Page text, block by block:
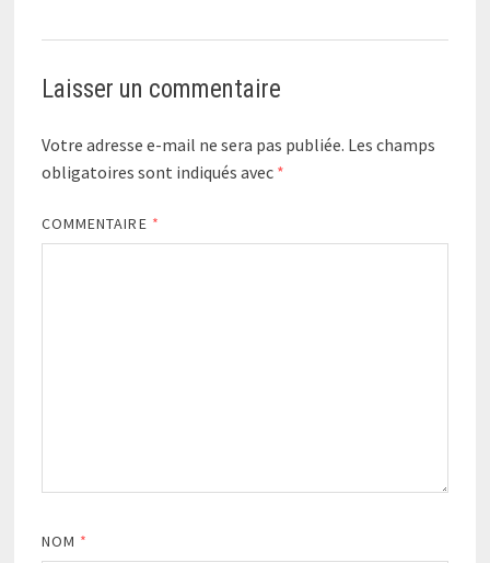
Laisser un commentaire
Votre adresse e-mail ne sera pas publiée. Les champs
obligatoires sont indiqués avec *
COMMENTAIRE *
NOM *